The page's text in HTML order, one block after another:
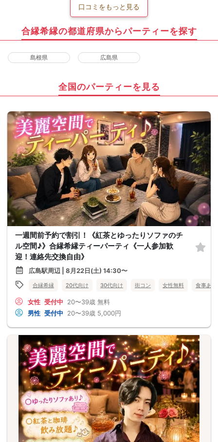
口コミをもっと見る
合縁希縁の都道府県からパーティーを探す
島根県 広島県
全国のパーティーを見る
一週間前予約で割引！《紅茶とゆったりソファのチ
ル空間♪》合縁希縁ティーパーティ《一人参加歓
迎！連絡先交換自由》
広島駅周辺 | 8月22日(土) 14:30〜
合縁希縁 20代向け 30代向け 街コン 女性無料 食事あり
女性 受付中 20〜39歳 無料
男性 受付中 20〜39歳 5,000円